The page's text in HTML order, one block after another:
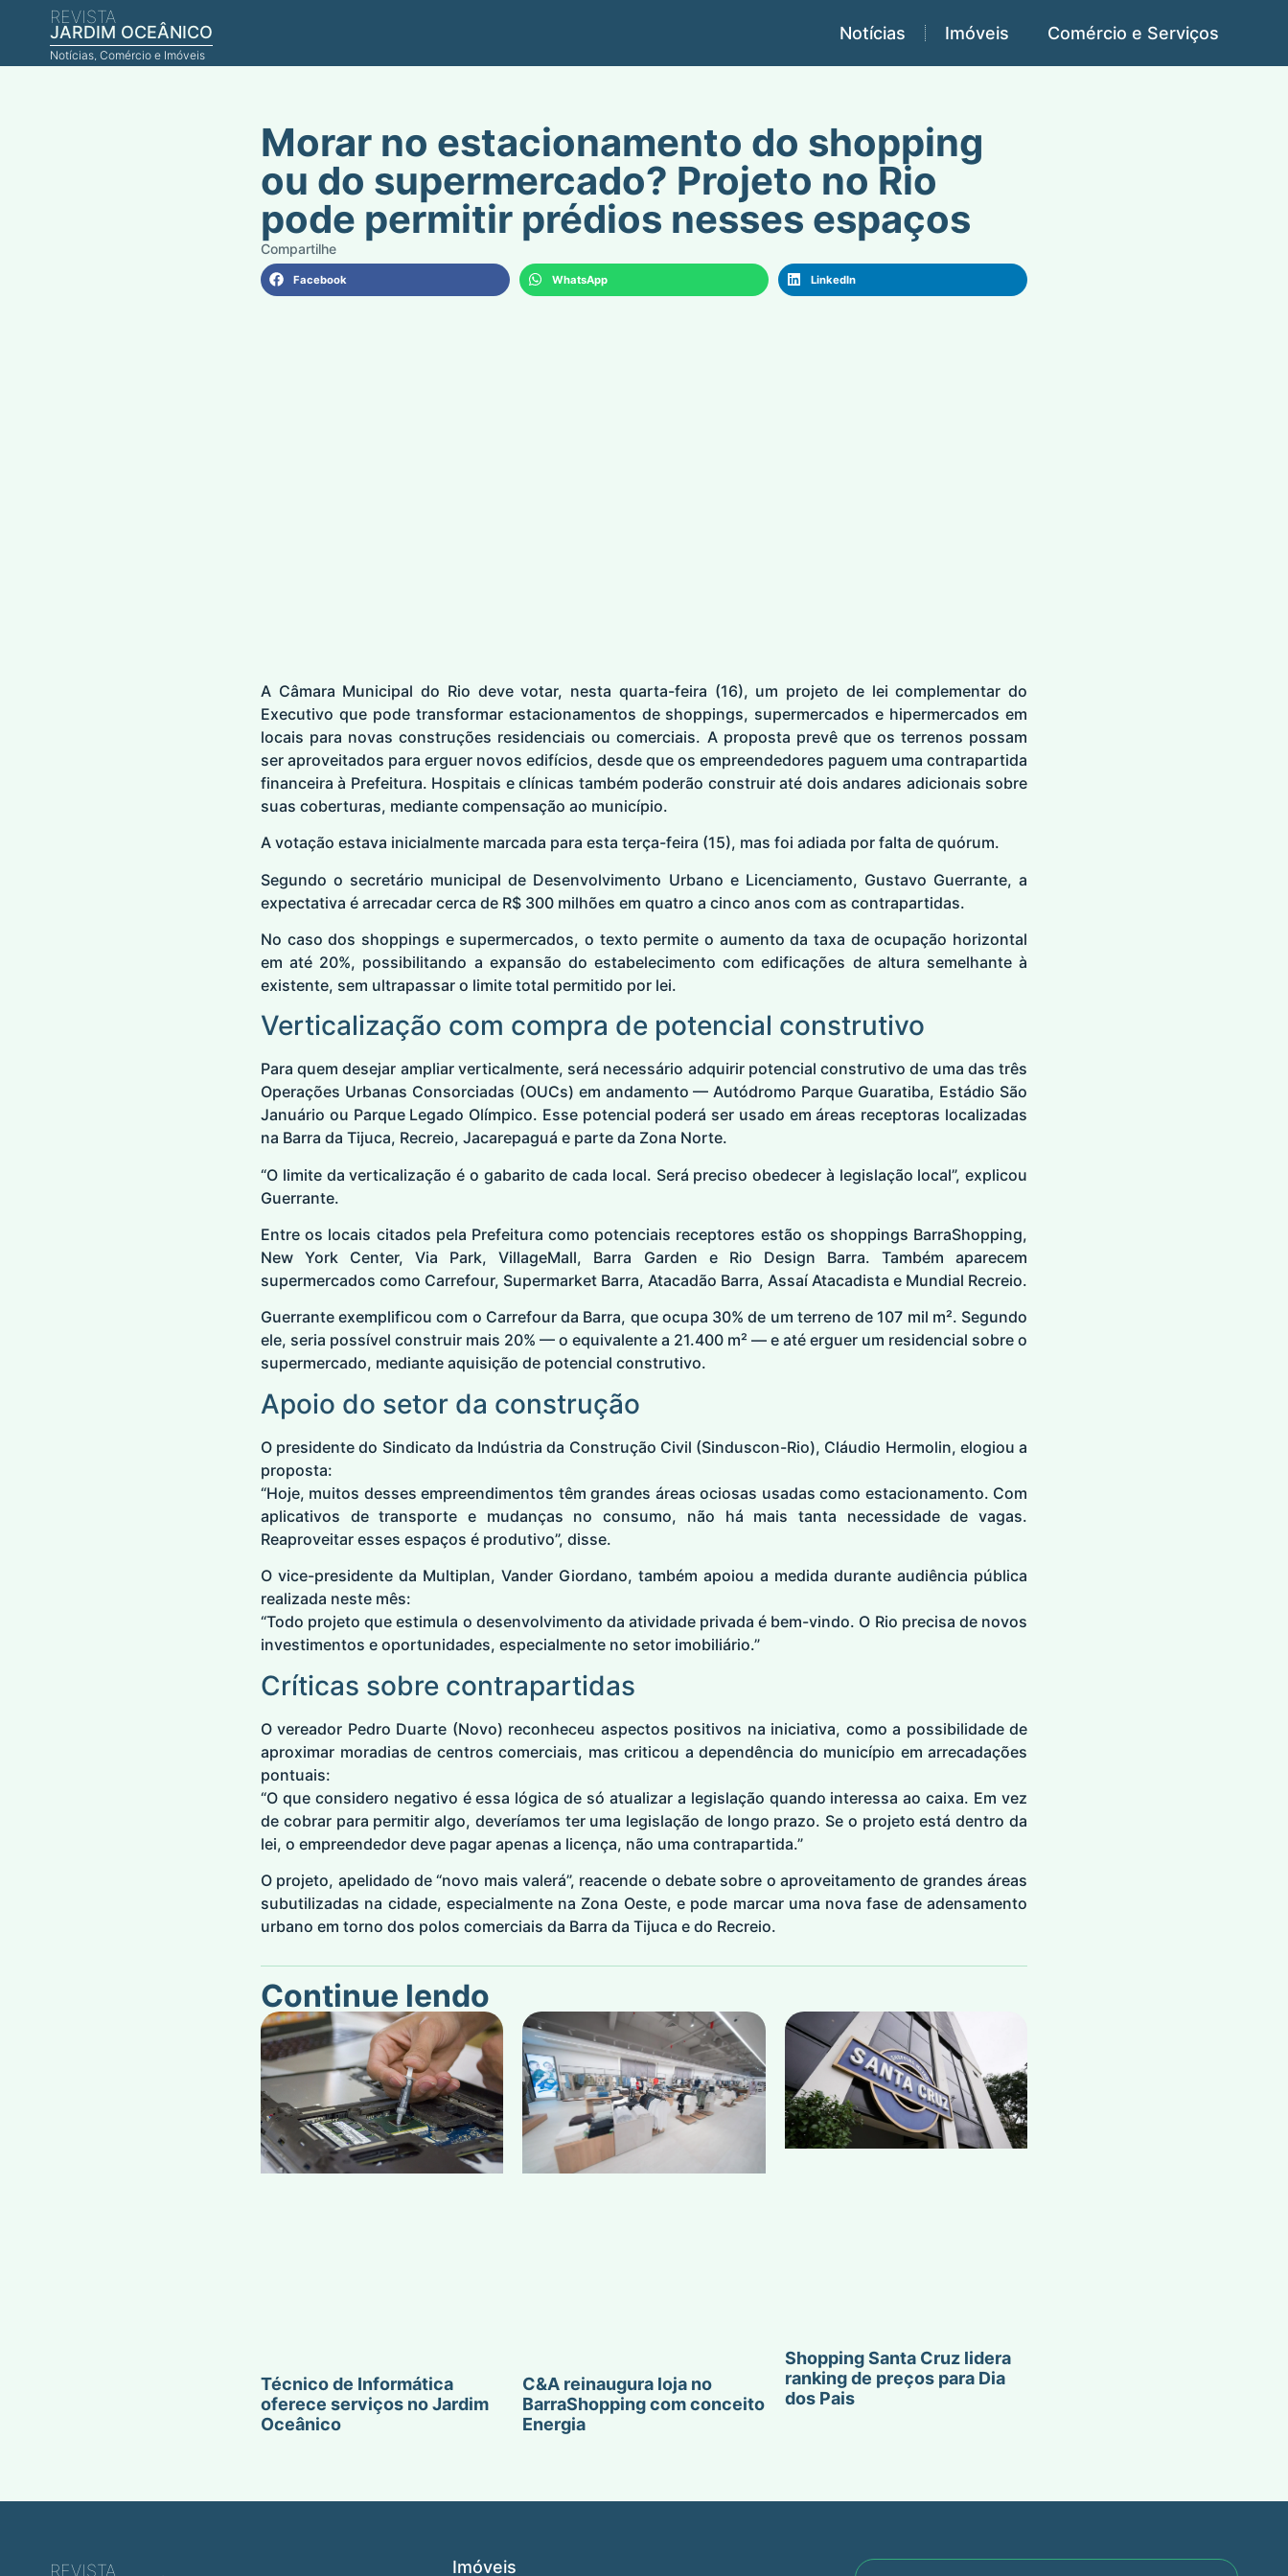
REVISTA
JARDIM OCEÂNICO
Notícias, Comércio e Imóveis
Notícias Imóveis Comércio e Serviços
Morar no estacionamento do shopping
ou do supermercado? Projeto no Rio
pode permitir prédios nesses espaços
Facebook WhatsApp LinkedIn
A Câmara Municipal do Rio deve votar, nesta quarta-feira (16), um projeto de lei complementar do
Executivo que pode transformar estacionamentos de shoppings, supermercados e hipermercados em
locais para novas construções residenciais ou comerciais. A proposta prevê que os terrenos possam
ser aproveitados para erguer novos edifícios, desde que os empreendedores paguem uma contrapartida
financeira à Prefeitura. Hospitais e clínicas também poderão construir até dois andares adicionais sobre
suas coberturas, mediante compensação ao município.
A votação estava inicialmente marcada para esta terça-feira (15), mas foi adiada por falta de quórum.
Segundo o secretário municipal de Desenvolvimento Urbano e Licenciamento, Gustavo Guerrante, a
expectativa é arrecadar cerca de R$ 300 milhões em quatro a cinco anos com as contrapartidas.
No caso dos shoppings e supermercados, o texto permite o aumento da taxa de ocupação horizontal
em até 20%, possibilitando a expansão do estabelecimento com edificações de altura semelhante à
existente, sem ultrapassar o limite total permitido por lei.
Verticalização com compra de potencial construtivo
Para quem desejar ampliar verticalmente, será necessário adquirir potencial construtivo de uma das três
Operações Urbanas Consorciadas (OUCs) em andamento — Autódromo Parque Guaratiba, Estádio São
Januário ou Parque Legado Olímpico. Esse potencial poderá ser usado em áreas receptoras localizadas
na Barra da Tijuca, Recreio, Jacarepaguá e parte da Zona Norte.
“O limite da verticalização é o gabarito de cada local. Será preciso obedecer à legislação local”, explicou
Guerrante.
Entre os locais citados pela Prefeitura como potenciais receptores estão os shoppings BarraShopping,
New York Center, Via Park, VillageMall, Barra Garden e Rio Design Barra. Também aparecem
supermercados como Carrefour, Supermarket Barra, Atacadão Barra, Assaí Atacadista e Mundial Recreio.
Guerrante exemplificou com o Carrefour da Barra, que ocupa 30% de um terreno de 107 mil m². Segundo
ele, seria possível construir mais 20% — o equivalente a 21.400 m² — e até erguer um residencial sobre o
supermercado, mediante aquisição de potencial construtivo.
Apoio do setor da construção
O presidente do Sindicato da Indústria da Construção Civil (Sinduscon-Rio), Cláudio Hermolin, elogiou a
proposta:
“Hoje, muitos desses empreendimentos têm grandes áreas ociosas usadas como estacionamento. Com
aplicativos de transporte e mudanças no consumo, não há mais tanta necessidade de vagas.
Reaproveitar esses espaços é produtivo”, disse.
O vice-presidente da Multiplan, Vander Giordano, também apoiou a medida durante audiência pública
realizada neste mês:
“Todo projeto que estimula o desenvolvimento da atividade privada é bem-vindo. O Rio precisa de novos
investimentos e oportunidades, especialmente no setor imobiliário.”
Críticas sobre contrapartidas
O vereador Pedro Duarte (Novo) reconheceu aspectos positivos na iniciativa, como a possibilidade de
aproximar moradias de centros comerciais, mas criticou a dependência do município em arrecadações
pontuais:
“O que considero negativo é essa lógica de só atualizar a legislação quando interessa ao caixa. Em vez
de cobrar para permitir algo, deveríamos ter uma legislação de longo prazo. Se o projeto está dentro da
lei, o empreendedor deve pagar apenas a licença, não uma contrapartida.”
O projeto, apelidado de “novo mais valerá”, reacende o debate sobre o aproveitamento de grandes áreas
subutilizadas na cidade, especialmente na Zona Oeste, e pode marcar uma nova fase de adensamento
urbano em torno dos polos comerciais da Barra da Tijuca e do Recreio.
Continue lendo
Técnico de Informática
oferece serviços no Jardim
Oceânico
C&A reinaugura loja no
BarraShopping com conceito
Energia
Shopping Santa Cruz lidera
ranking de preços para Dia
dos Pais
REVISTA Imóveis